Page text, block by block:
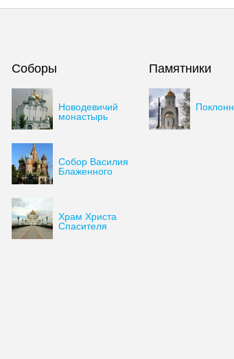
Соборы
Новодевичий
монастырь
Собор Василия
Блаженного
Храм Христа
Спасителя
Памятники